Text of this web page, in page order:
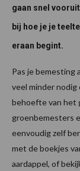
gaan snel
bij hoe je je
eraan begint.
Pas je bemesting
veel minder nodig
behoefte van het
groenbemesters
eenvoudig zelf
met de boekjes
aardappel, of